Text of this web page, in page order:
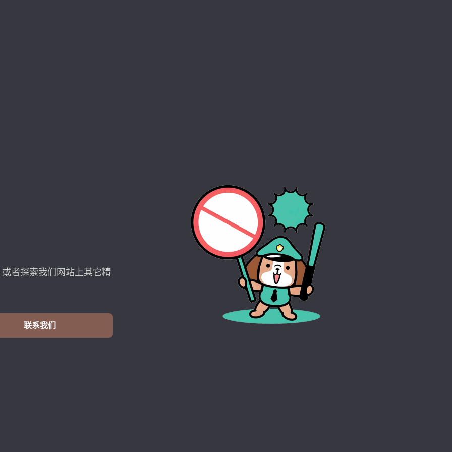
者探索我们网站上其它精
联系我们